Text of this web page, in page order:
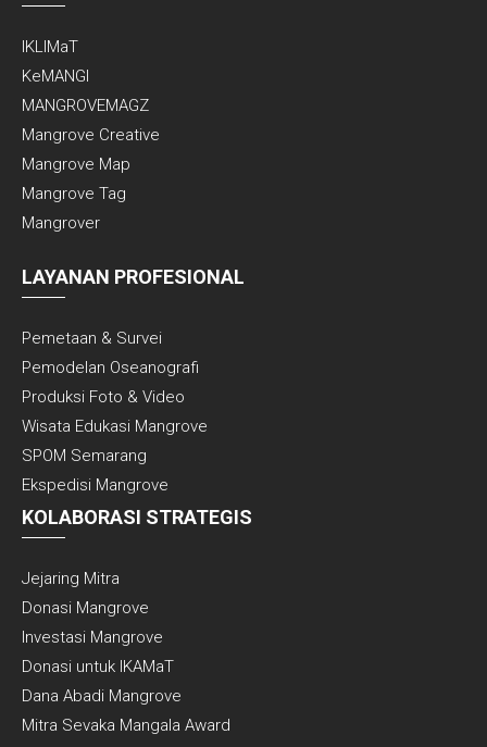
IKLIMaT
KeMANGI
MANGROVEMAGZ
Mangrove Creative
Mangrove Map
Mangrove Tag
Mangrover
LAYANAN PROFESIONAL
Pemetaan & Survei
Pemodelan Oseanografi
Produksi Foto & Video
Wisata Edukasi Mangrove
SPOM Semarang
Ekspedisi Mangrove
KOLABORASI STRATEGIS
Jejaring Mitra
Donasi Mangrove
Investasi Mangrove
Donasi untuk IKAMaT
Dana Abadi Mangrove
Mitra Sevaka Mangala Award